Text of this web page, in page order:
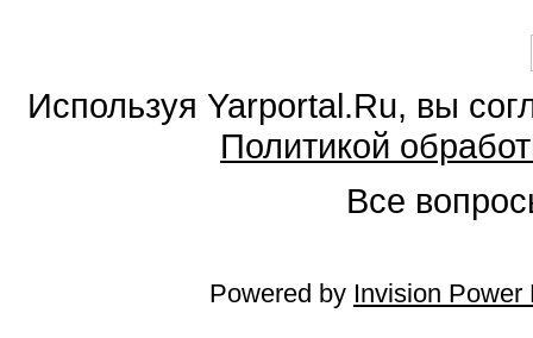
Используя Yarportal.Ru, вы
Политикой
Все
Powered by Invision Power